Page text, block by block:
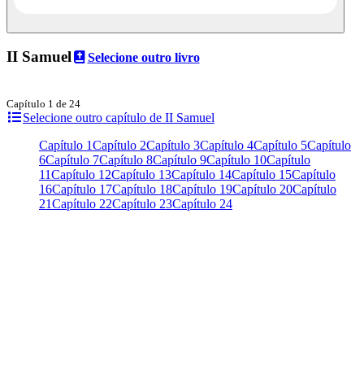
II Samuel Selecione outro livro
Capítulo 1 de 24
Selecione outro capítulo de II Samuel
Capítulo 1Capítulo 2Capítulo 3Capítulo 4Capítulo 5Capítulo
6Capítulo 7Capítulo 8Capítulo 9Capítulo 10Capítulo
11Capítulo 12Capítulo 13Capítulo 14Capítulo 15Capítulo
16Capítulo 17Capítulo 18Capítulo 19Capítulo 20Capítulo
21Capítulo 22Capítulo 23Capítulo 24